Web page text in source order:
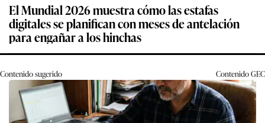
El Mundial 2026 muestra cómo las estafas
digitales se planifican con meses de antelación
para engañar a los hinchas
Contenido sugerido ContenidoGEC